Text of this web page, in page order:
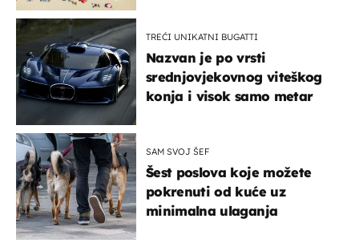
TREĆI UNIKATNI BUGATTI
Nazvan je po vrsti
srednjovjekovnog viteškog
konja i visok samo metar
SAM SVOJ ŠEF
Šest poslova koje možete
pokrenuti od kuće uz
minimalna ulaganja